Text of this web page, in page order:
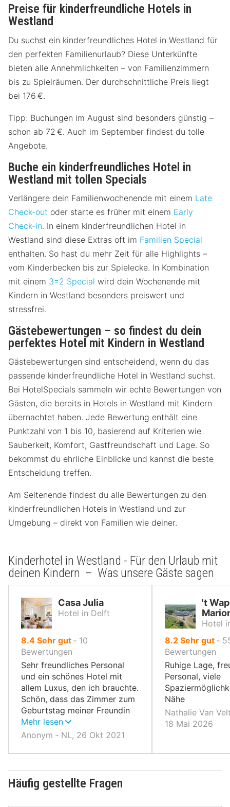
Preise für kinderfreundliche Hotels in
Westland
Du suchst ein kinderfreundliches Hotel in Westland für
den perfekten Familienurlaub? Diese Unterkünfte
bieten alle Annehmlichkeiten – von Familienzimmern
bis zu Spielräumen. Der durchschnittliche Preis liegt
bei 176 €.
Tipp: Buchungen im August sind besonders günstig –
schon ab 72 €. Auch im September findest du tolle
Angebote.
Buche ein kinderfreundliches Hotel in
Westland mit tollen Specials
Verlängere dein Familienwochenende mit einem Late
Check-out oder starte es früher mit einem Early
Check-in. In einem kinderfreundlichen Hotel in
Westland sind diese Extras oft im Familien Special
enthalten. So hast du mehr Zeit für alle Highlights –
vom Kinderbecken bis zur Spielecke. In Kombination
mit einem 3=2 Special wird dein Wochenende mit
Kindern in Westland besonders preiswert und
stressfrei.
Gästebewertungen – so findest du dein
perfektes Hotel mit Kindern in Westland
Gästebewertungen sind entscheidend, wenn du das
passende kinderfreundliche Hotel in Westland suchst.
Bei HotelSpecials sammeln wir echte Bewertungen von
Gästen, die bereits in Hotels in Westland mit Kindern
übernachtet haben. Jede Bewertung enthält eine
Punktzahl von 1 bis 10, basierend auf Kriterien wie
Sauberkeit, Komfort, Gastfreundschaft und Lage. So
bekommst du ehrliche Einblicke und kannst die beste
Entscheidung treffen.
Am Seitenende findest du alle Bewertungen zu den
kinderfreundlichen Hotels in Westland und zur
Umgebung – direkt von Familien wie deiner.
Kinderhotel in Westland - Für den Urlaub mit
deinen Kindern – Was unsere Gäste sagen
Casa Julia
Hotel in Delft
8.4von
10,
Sehr gut ‐ 10
Bewertungen
Sehr freundliches Personal
und ein schönes Hotel mit
allem Luxus, den ich brauchte.
Schön, dass das Zimmer zum
Geburtstag meiner Freundin
dekoriert wurde
Mehr lesen
Anonym ‐ NL, 26 Okt 2021
't
Hotel
8.2von
10,
Sehr gut ‐
Bewertungen
Ruhige Lage,
Personal, viele
Nähe
Nathalie Van
18 Mai 2026
Häufig gestellte Fragen